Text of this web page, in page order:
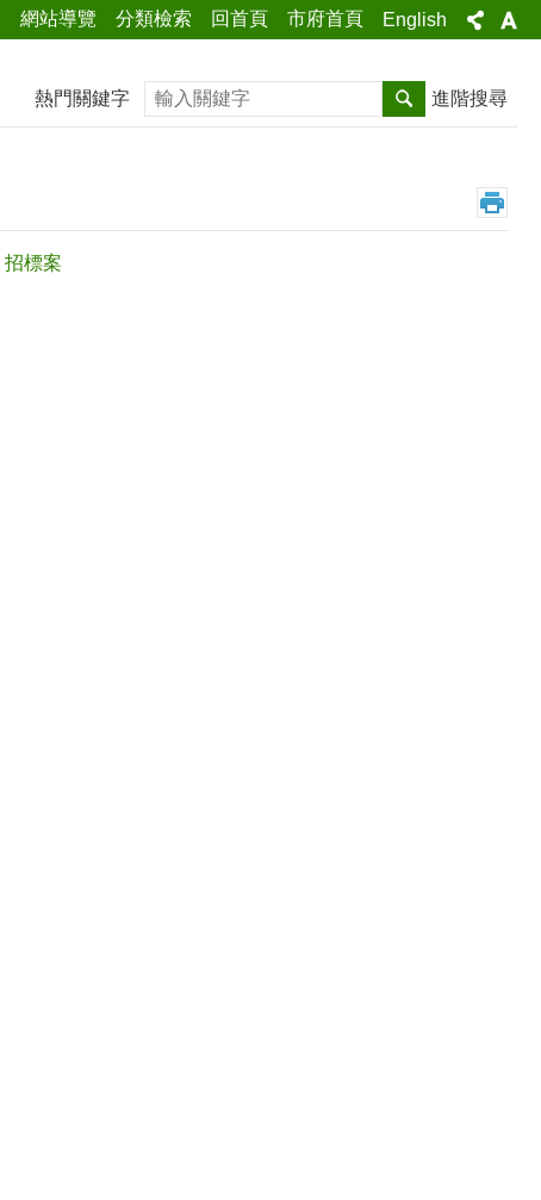
網站導覽 分類檢索 回首頁 市府首頁 English
熱門關鍵字 搜尋 進階搜尋
標案